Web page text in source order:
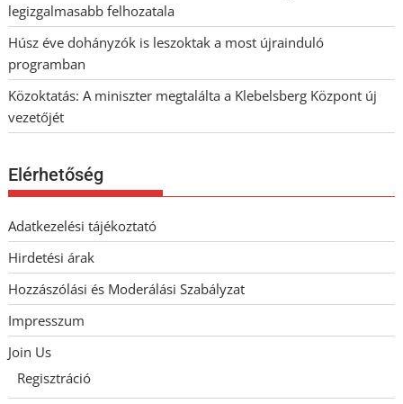
legizgalmasabb felhozatala
Húsz éve dohányzók is leszoktak a most újrainduló
programban
Közoktatás: A miniszter megtalálta a Klebelsberg Központ új
vezetőjét
Elérhetőség
Adatkezelési tájékoztató
Hirdetési árak
Hozzászólási és Moderálási Szabályzat
Impresszum
Join Us
Regisztráció